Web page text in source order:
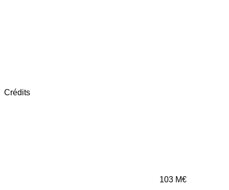
Crédits
103 M€